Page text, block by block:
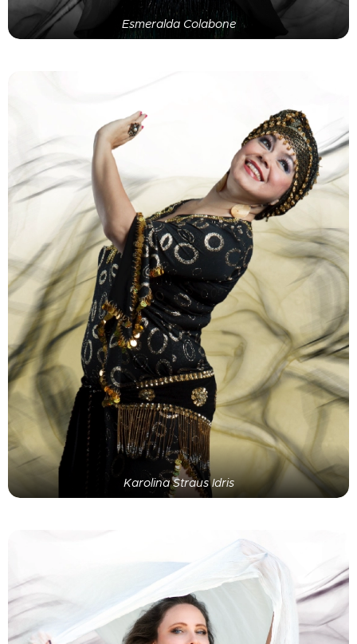
Esmeralda Colabone
Karolina Straus Idris